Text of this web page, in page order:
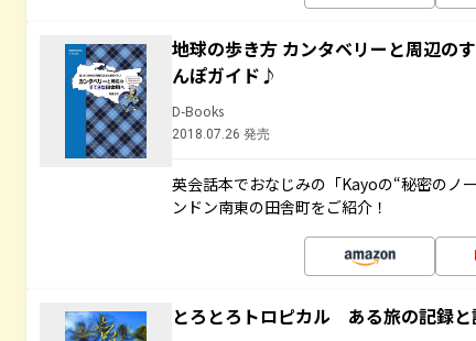
地球の歩き方 カンタベリーと周辺の
んぽガイド♪
D-Books
2018.07.26 発売
英会話本でおなじみの「Kayoの“秘密のノ
ンドン南東の田舎町をご紹介！
とろとろトロピカル ある旅の記録